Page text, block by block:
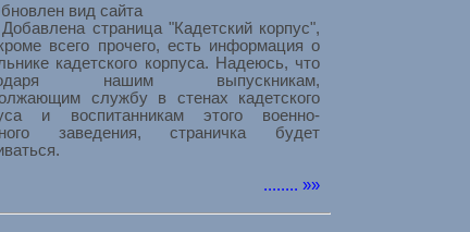
вид сайта
страница "Кадетский корпус",
всего прочего, есть информация о
кадетского корпуса. Надеюсь, что
нашим выпускникам,
службу в стенах кадетского
и воспитанникам этого военно-
заведения, страничка будет
........ »»